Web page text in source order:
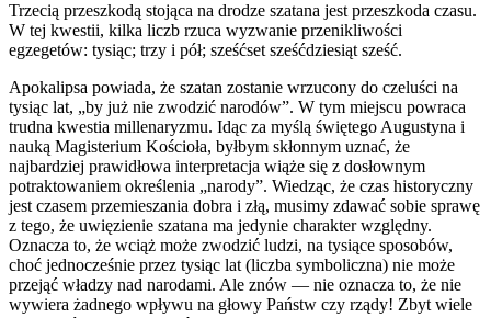
Trzecią przeszkodą stojąca na drodze szatana jest przeszkoda czasu.
W tej kwestii, kilka liczb rzuca wyzwanie przenikliwości
egzegetów: tysiąc; trzy i pół; sześćset sześćdziesiąt sześć.
Apokalipsa powiada, że szatan zostanie wrzucony do czeluści na
tysiąc lat, „by już nie zwodzić narodów”. W tym miejscu powraca
trudna kwestia millenaryzmu. Idąc za myślą świętego Augustyna i
nauką Magisterium Kościoła, byłbym skłonnym uznać, że
najbardziej prawidłowa interpretacja wiąże się z dosłownym
potraktowaniem określenia „narody”. Wiedząc, że czas historyczny
jest czasem przemieszania dobra i złą, musimy zdawać sobie sprawę
z tego, że uwięzienie szatana ma jedynie charakter względny.
Oznacza to, że wciąż może zwodzić ludzi, na tysiące sposobów,
choć jednocześnie przez tysiąc lat (liczba symboliczna) nie może
przejąć władzy nad narodami. Ale znów — nie oznacza to, że nie
wywiera żadnego wpływu na głowy Państw czy rządy! Zbyt wiele